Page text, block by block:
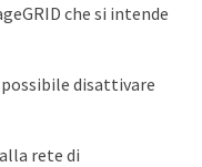
che si intende
disattivare
rete di